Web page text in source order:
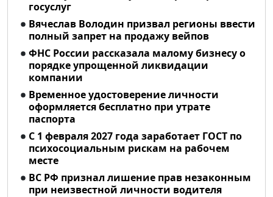
госуслуг
Вячеслав Володин призвал регионы ввести
полный запрет на продажу вейпов
ФНС России рассказала малому бизнесу о
порядке упрощенной ликвидации
компании
Временное удостоверение личности
оформляется бесплатно при утрате
паспорта
С 1 февраля 2027 года заработает ГОСТ по
психосоциальным рискам на рабочем
месте
ВС РФ признал лишение прав незаконным
при неизвестной личности водителя